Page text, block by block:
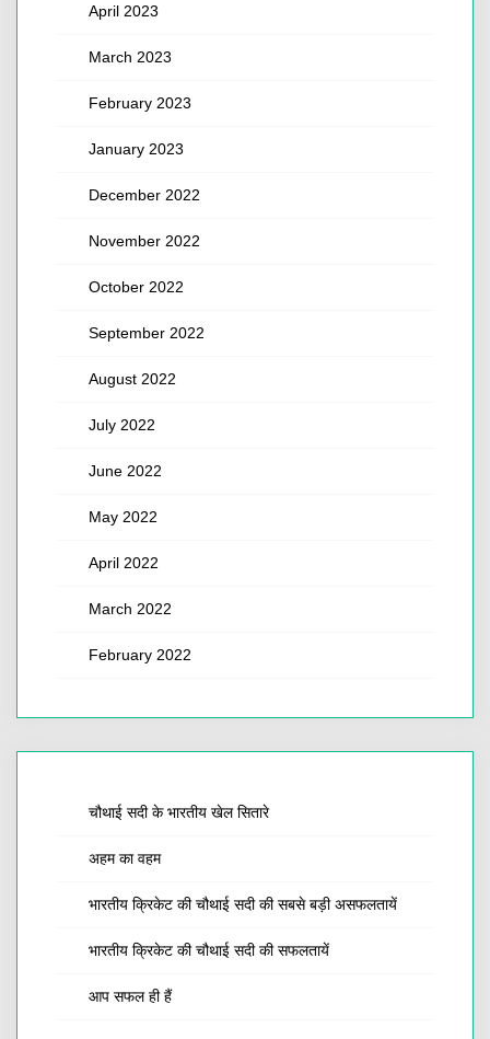
April 2023
March 2023
February 2023
January 2023
December 2022
November 2022
October 2022
September 2022
August 2022
July 2022
June 2022
May 2022
April 2022
March 2022
February 2022
चौथाई सदी के भारतीय खेल सितारे
अहम का वहम
भारतीय क्रिकेट की चौथाई सदी की सबसे बड़ी असफलतायें
भारतीय क्रिकेट की चौथाई सदी की सफलतायें
आप सफल ही हैं